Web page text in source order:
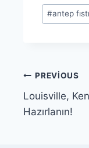
Post
Tags:
#antep
Yazı
PREVIOUS
Louisville,
Hazırlanın!